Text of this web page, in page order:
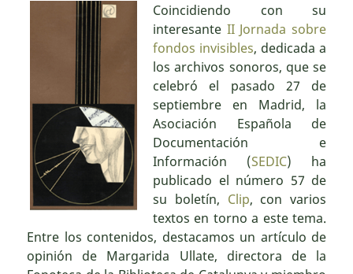
Coincidiendo con su
interesante II Jornada sobre
fondos invisibles, dedicada a
los archivos sonoros, que se
celebró el pasado 27 de
septiembre en Madrid, la
Asociación Española de
Documentación e
Información (SEDIC) ha
publicado el número 57 de
su boletín, Clip, con varios
textos en torno a este tema.
Entre los contenidos, destacamos un artículo de
opinión de Margarida Ullate, directora de la